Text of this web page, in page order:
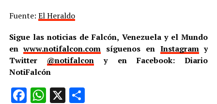
Fuente: El Heraldo
Sigue las noticias de Falcón, Venezuela y el Mundo
enwww.notifalcon.com síguenos en Instagramy
Twitter @notifalcon y en Facebook: Diario
NotiFalcón
Facebook
WhatsApp
X Compartir